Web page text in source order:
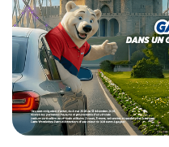
-
Décembre
2026
Locations